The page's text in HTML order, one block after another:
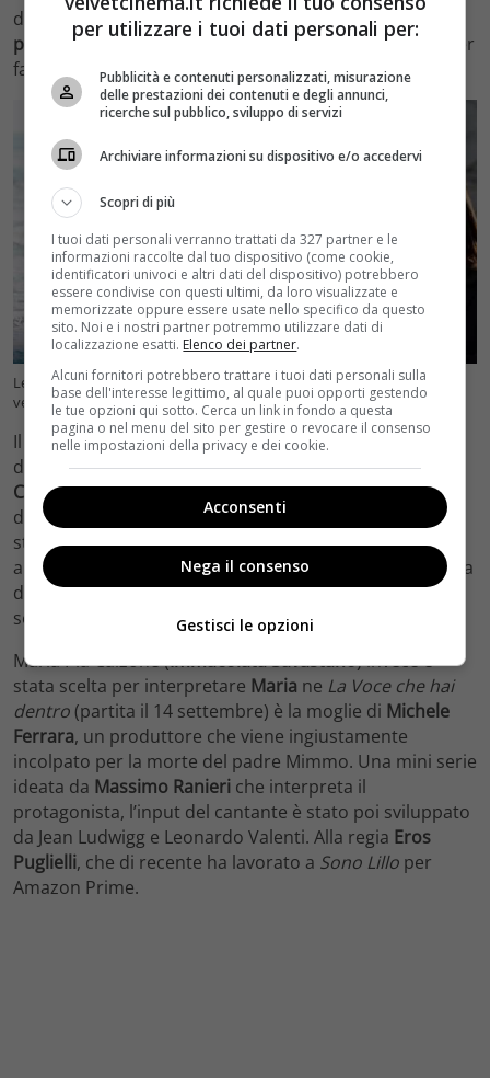
da Mediaset per
due produzioni sulle quali l’emittente
punta tantissimo. L’azienda ha scelto dei fuoriclasse per
far partire la nuova era targataPier Silvio Berlusconi
Le due serie in onda su Canale 5 con gli attori di Gomorra –
velvetcinema.it (fonte foto Instagram @tvsorrisi @fortunatocerlino)
Il primo, che è statoDon Pietro Savastano
del cast diMaria Corleone, nel ruolo diDon Luciano
Corleone, imprenditore che sta entrando nell’orbita
della mafia. È il padre diMaria, giovane e promettente
stilista che vive e lavora a Milano, che una volta tornata
a Palermo deciderà di cambiare vita. Dietro la macchina
da presa c’è Mauro Mancini – va in onda dal 13
settembre.
Maria Pia Calzone (Immacolata Savastano) invece è
stata scelta per interpretare Maria ne La Voce che hai
dentro(partita il 14 settembre) è la moglie di Michele
Ferrara, un produttore che viene ingiustamente
incolpato per la morte del padre Mimmo. Una mini serie
ideata da Massimo Ranieri che interpreta il
protagonista, l’input del cantante è stato poi sviluppato
da Jean Ludwigg e Leonardo Valenti. Alla regia Eros
Puglielli, che di recente ha lavorato a Sono Lillo per
Amazon Prime.
per utilizzare i tuoi dati personali per:
Pubblicità e contenuti personalizzati, misurazione
delle prestazioni dei contenuti e degli annunci,
ricerche sul pubblico, sviluppo di servizi
Archiviare informazioni su dispositivo e/o accedervi
Scopri di più
I tuoi dati personali verranno trattati da 327 partner e le
informazioni raccolte dal tuo dispositivo (come cookie,
identificatori univoci e altri dati del dispositivo) potrebbero
essere condivise con questi ultimi, da loro visualizzate e
memorizzate oppure essere usate nello specifico da questo
sito. Noi e i nostri partner potremmo utilizzare dati di
localizzazione esatti. Elenco dei partner.
Alcuni fornitori potrebbero trattare i tuoi dati personali sulla
base dell'interesse legittimo, al quale puoi opporti gestendo
le tue opzioni qui sotto. Cerca un link in fondo a questa
pagina o nel menu del sito per gestire o revocare il consenso
nelle impostazioni della privacy e dei cookie.
Acconsenti
Nega il consenso
Gestisci le opzioni